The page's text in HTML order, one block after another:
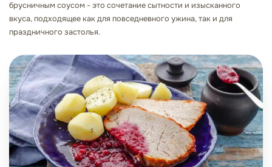
брусничным соусом - это сочетание сытности и изысканного
вкуса, подходящее как для повседневного ужина, так и для
праздничного застолья.